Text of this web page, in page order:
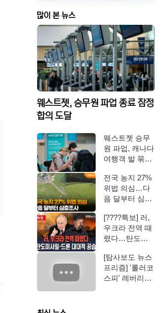
많이 본 뉴스
웨스트젯, 승무원 파업 종료 잠정
합의 도달
웨스트젯 승무
원 파업, 캐나다
여행객 발 묶였
전국 농지 27%
위법 의심…다
음 달부터 심층
TV (Yonh…
[????특보] 러,
우크라 전역 때
렸다…탄도미
적 공습 / 연…
[탐사보도 뉴스
프리즘] '롤러코
스피' 레버리지